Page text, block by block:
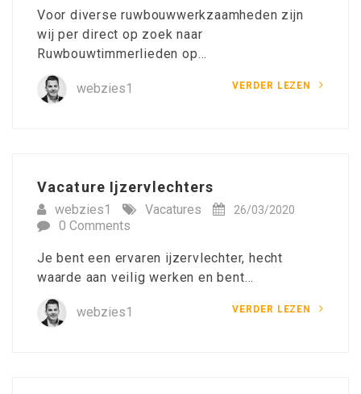
Voor diverse ruwbouwwerkzaamheden zijn
wij per direct op zoek naar
Ruwbouwtimmerlieden op…
webzies1 VERDER LEZEN
Vacature Ijzervlechters
webzies1 Vacatures 26/03/2020
0 Comments
Je bent een ervaren ijzervlechter, hecht
waarde aan veilig werken en bent…
webzies1 VERDER LEZEN